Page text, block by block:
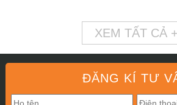
XEM TẤT CẢ +
ĐĂNG KÍ TƯ